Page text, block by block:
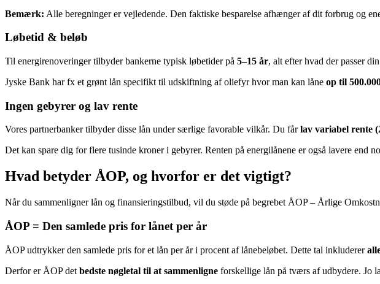
Bemærk: Alle beregninger er vejledende. Den faktiske besparelse afhænger af dit forbrug og
Løbetid & beløb
Til energirenoveringer tilbyder bankerne typisk løbetider på 5–15 år, alt efter hvad der passer
Jyske Bank har fx et grønt lån specifikt til udskiftning af oliefyr hvor man kan låne op til
Ingen gebyrer og lav rente
Vores partnerbanker tilbyder disse lån under særlige favorable vilkår. Du fårlav variabel rente
Det kan spare dig for flere tusinde kroner i gebyrer. Renten på energilånene er også lavere end
Hvad betyder ÅOP, og hvorfor er det vigtigt?
Når du sammenligner lån og finansieringstilbud, vil du støde på begrebet ÅOP – Årlige
ÅOP = Den samlede pris for lånet per år
ÅOP udtrykker den samlede pris for et lån per år i procent af lånebeløbet. Dette tal inkluderer
Derfor er ÅOP det bedste nøgletal til at sammenligne forskellige lån på tværs af udbydere. Jo